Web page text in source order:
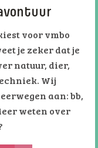
voor vmbo
je zeker dat je
natuur, dier,
Wij
aan: bb,
weten over